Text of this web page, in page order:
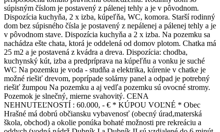
súpisným číslom je postavený z pálenej tehly a je v pôvodnom.
Dispozícia kuchyňa, 2 x izba, kúpeľňa, WC, komora. Starší rodinný
dom bez súpisného čísla je postavený z nepálenej a pálenej tehly a je
v pôvodnom stave. Dispozícia kuchyňa a 2 x izba. Na pozemku sa
nachádza ešte chata, ktorá je oddelená od domov plotom. Chatka má
25 m2 a je postavená z kvádra a dreva. Dispozícia: chodba,
kuchynský kút, izba a predpríprava na kúpeľňu a vonku je suché
WC Na pozemku je voda - studňa a elektrika, kúrenie v chatke je
možné riešiť drevom, poprípade solárny panel a odpad je potrebný
riešiť žumpou Na pozemku a aj vedľa pozemku sú ovocné stromy.
Pozemok je slnečný, mierne svahovitý. CENA
NEHNUTEĽNOSTÍ : 60.000, - € * KÚPOU VOĽNÉ * Obec
Hrašné má dobrú občiansku vybavenosť (obecný úrad,materská
škola, obchod) a okolie ponúka bohaté možnosti pre rekreáciu a